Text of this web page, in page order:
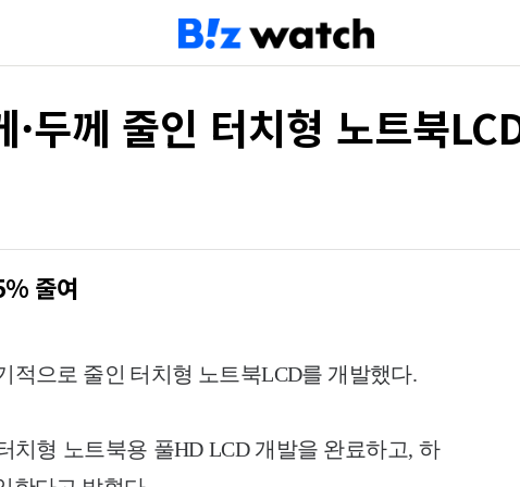
·두께 줄인 터치형 노트북
줄여
적으로 줄인 터치형 노트북LCD를 개발했다.
치형 노트북용 풀HD LCD 개발을 완료하고, 하